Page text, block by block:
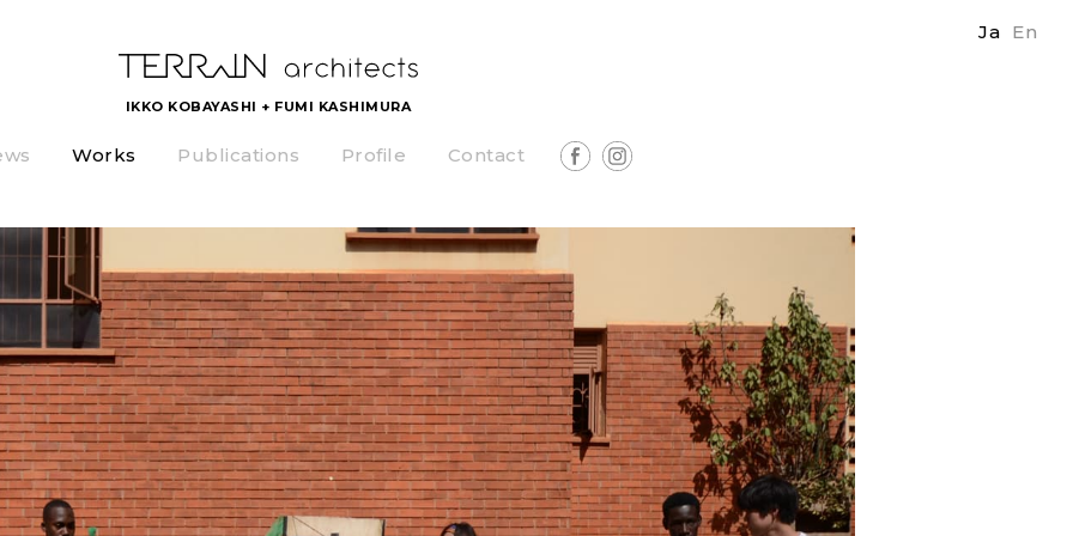
IKKO KOBAYASHI + FUMI KASHIMURA
Works Publications Profile Contact
En
Ja